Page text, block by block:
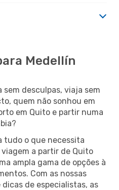
Medellín
sem desculpas, viaja sem
quem não sonhou em
em Quito e partir numa
tudo o que necessita
a partir de Quito
ampla gama de opções à
Com as nossas
de especialistas, as